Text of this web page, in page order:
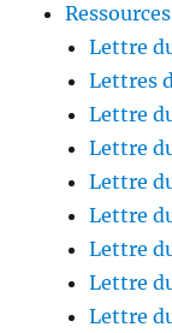
Ressources
Lettre
Lettres
Lettre
Lettre
Lettre
Lettre
Lettre
Lettre
Lettre